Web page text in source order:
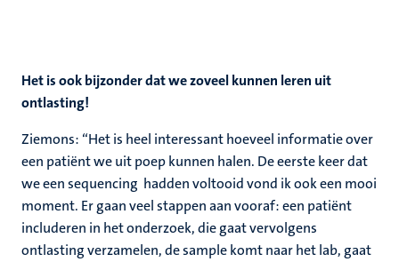
Het is ook bijzonder dat we zoveel kunnen leren uit
ontlasting!
Ziemons: “Het is heel interessant hoeveel informatie over
een patiënt we uit poep kunnen halen. De eerste keer dat
we een sequencing hadden voltooid vond ik ook een mooi
moment. Er gaan veel stappen aan vooraf: een patiënt
includeren in het onderzoek, die gaat vervolgens
ontlasting verzamelen, de sample komt naar het lab, gaat